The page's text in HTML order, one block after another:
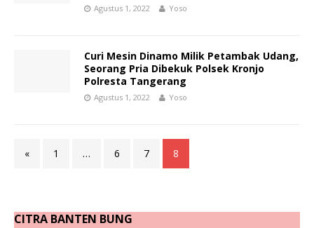
Agustus 1, 2022 Yoso
Curi Mesin Dinamo Milik Petambak Udang,
Seorang Pria Dibekuk Polsek Kronjo
Polresta Tangerang
Agustus 1, 2022 Yoso
« 1 … 6 7 8
CITRA BANTEN BUNG